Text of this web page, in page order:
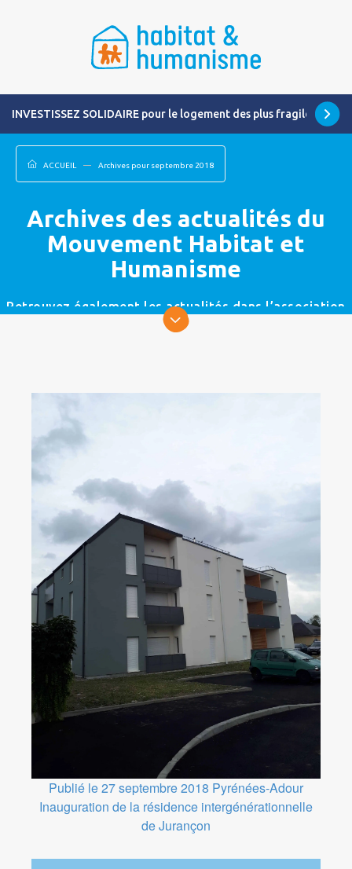
INVESTISSEZ SOLIDAIRE pour le logement des plus fragiles
ACCUEIL Archives pour septembre 2018
Archives des actualités du
Mouvement Habitat et
Humanisme
Retrouvez également les actualités dans l’association
la plus proche de chez vous.
Publié le 27 septembre 2018 Pyrénées-Adour
Inauguration de la résidence intergénérationnelle
de Jurançon